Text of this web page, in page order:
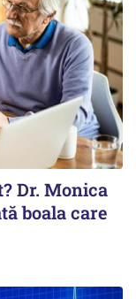
Dr. Monica
boala care